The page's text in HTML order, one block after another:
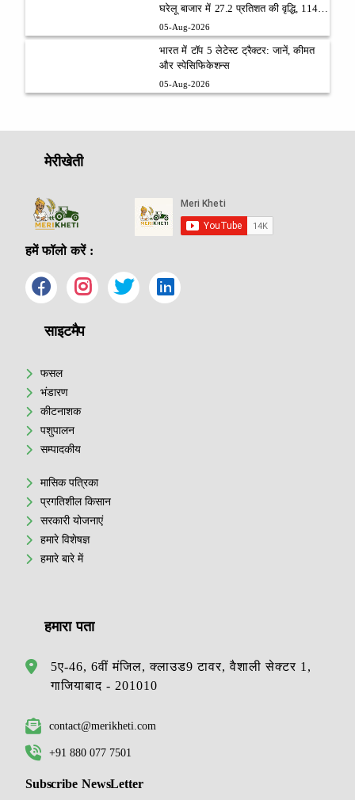
घरेलू बाजार में 27.2 प्रतिशत की वृद्धि, 11442
ट्रैक्टर बेचे
05-Aug-2026
भारत में टॉप 5 लेटेस्ट ट्रैक्टर: जानें, कीमत
और स्पेसिफिकेशन्स
05-Aug-2026
मेरीखेती
हमें फॉलो करें :
साइटमैप
फसल
भंडारण
कीटनाशक
पशुपालन
सम्पादकीय
मासिक पत्रिका
प्रगतिशील किसान
सरकारी योजनाएं
हमारे विशेषज्ञ
हमारे बारे में
हमारा पता
5ए-46, 6वीं मंजिल, क्लाउड9 टावर, वैशाली सेक्टर 1,
गाजियाबाद - 201010
contact@merikheti.com
+91 880 077 7501
Subscribe NewsLetter